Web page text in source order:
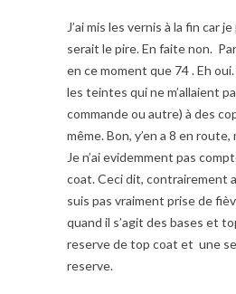
J’ai mis les vernis à la fin car
serait le pire. En faite non.
en ce moment que 74 . Eh oui.
les teintes qui ne m’allaient
commande ou autre) à des
même. Bon, y’en a 8 en
Je n’ai evidemment pas
coat. Ceci dit, contrairement
suis pas vraiment prise de
quand il s’agit des bases et
reserve de top coat et une
reserve.